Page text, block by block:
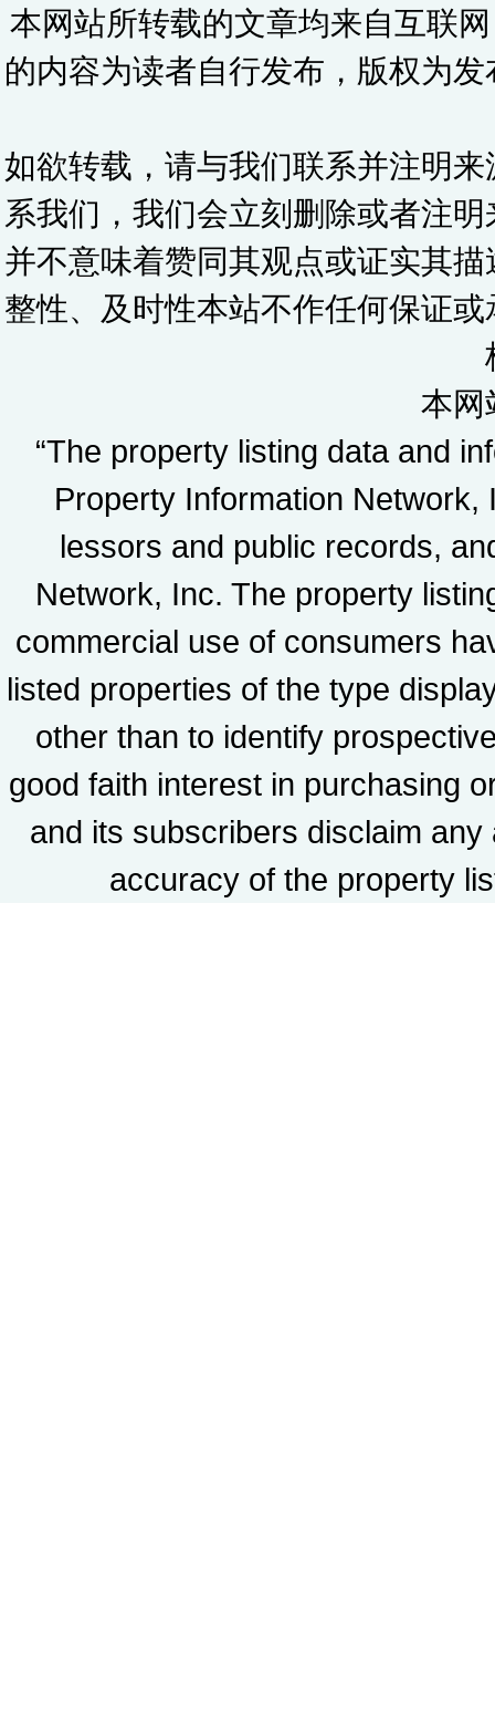
本网站所转载的文章均来自互联
的内容为读者自行发布，版权为
如欲转载，请与我们联系并注明
系我们，我们会立刻删除或者注
并不意味着赞同其观点或证实其
整性、及时性本站不作任何保证
本网
“The property listing data and
Property Information
lessors and public records,
Network, Inc. The property
commercial use of consumers
listed properties of the type
other than to identify
good faith interest in purchasing
and its subscribers disclaim
accuracy of the property